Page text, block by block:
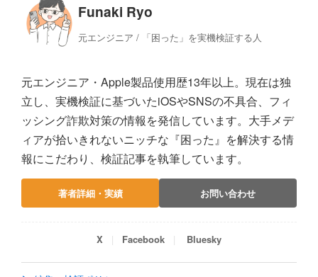
Funaki Ryo
元エンジニア / 「困った」を実機検証する人
元エンジニア・Apple製品使用歴13年以上。現在は独
立し、実機検証に基づいたiOSやSNSの不具合、フィ
ッシング詐欺対策の情報を発信しています。大手メデ
ィアが拾いきれないニッチな『困った』を解決する情
報にこだわり、検証記事を執筆しています。
著者詳細・実績 お問い合わせ
X Facebook Bluesky